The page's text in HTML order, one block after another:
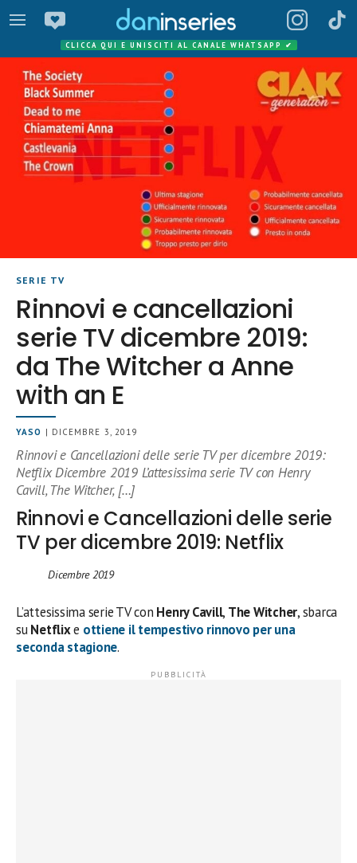
CLICCA QUI E UNISCITI AL CANALE WHATSAPP ✔
SERIE TV
Rinnovi e cancellazioni
serie TV dicembre 2019:
da The Witcher a Anne
with an E
YASO | DICEMBRE 3, 2019
Rinnovi e Cancellazioni delle serie TV per dicembre 2019:
Netflix Dicembre 2019 L’attesissima serie TV con Henry
Cavill, The Witcher, […]
Rinnovi e Cancellazioni delle serie
TV per dicembre 2019: Netflix
Dicembre 2019
L’attesissima serie TV con Henry Cavill, The Witcher, sbarca
suNetflixe ottiene il tempestivo rinnovo per una
seconda stagione.